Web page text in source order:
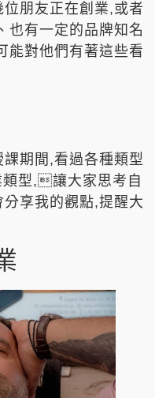
朋友正在創業,或者
也有一定的品牌知名
能對他們有著這些看
期間,看過各種類型
型,讓大家思考自
享我的觀點,提醒大